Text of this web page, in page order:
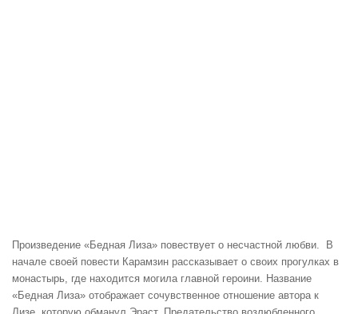
Произведение «Бедная Лиза» повествует о несчастной любви. В
начале своей повести Карамзин рассказывает о своих прогулках в
монастырь, где находится могила главной героини. Название
«Бедная Лиза» отображает сочувственное отношение автора к